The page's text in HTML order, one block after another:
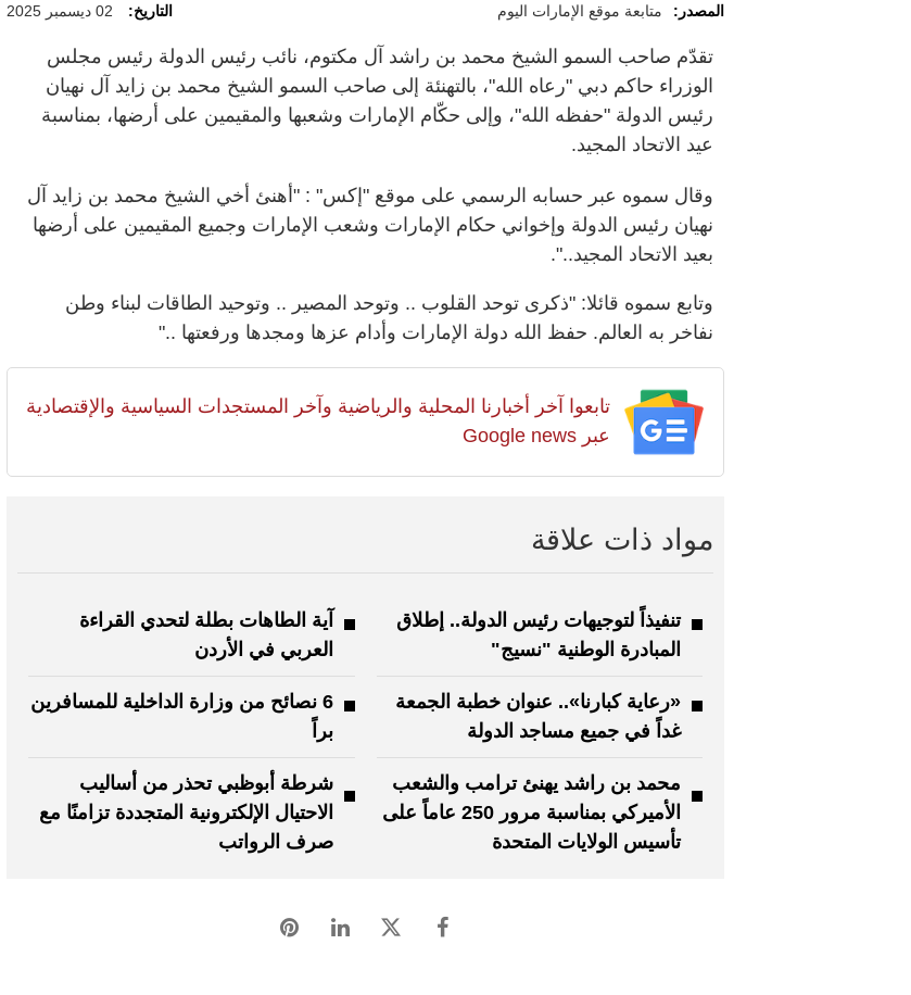
المصدر: متابعة موقع الإمارات اليوم التاريخ: 02 ديسمبر 2025
تقدّم صاحب السمو الشيخ محمد بن راشد آل مكتوم، نائب رئيس الدولة رئيس مجلس
الوزراء حاكم دبي "رعاه الله"، بالتهنئة إلى صاحب السمو الشيخ محمد بن زايد آل نهيان
رئيس الدولة "حفظه الله"، وإلى حكّام الإمارات وشعبها والمقيمين على أرضها، بمناسبة
عيد الاتحاد المجيد.
وقال سموه عبر حسابه الرسمي على موقع "إكس" : "أهنئ أخي الشيخ محمد بن زايد آل
نهيان رئيس الدولة وإخواني حكام الإمارات وشعب الإمارات وجميع المقيمين على أرضها
بعيد الاتحاد المجيد..".
‏وتابع سموه قائلا: "ذكرى توحد القلوب .. وتوحد المصير .. وتوحيد الطاقات لبناء وطن
نفاخر به العالم. حفظ الله دولة الإمارات وأدام عزها ومجدها ورفعتها .."
تابعوا آخر أخبارنا المحلية والرياضية وآخر المستجدات السياسية والإقتصادية
عبر Google news
مواد ذات علاقة
تنفيذاً لتوجيهات رئيس الدولة.. إطلاق
المبادرة الوطنية "نسيج"
آية الطاهات بطلة لتحدي القراءة
العربي في الأردن
«رعاية كبارنا».. عنوان خطبة الجمعة
غداً في جميع مساجد الدولة
6 نصائح من وزارة الداخلية للمسافرين
براً
محمد بن راشد يهنئ ترامب والشعب
الأميركي بمناسبة مرور 250 عاماً على
تأسيس الولايات المتحدة
شرطة أبوظبي تحذر من أساليب
الاحتيال الإلكترونية المتجددة تزامنًا مع
صرف الرواتب